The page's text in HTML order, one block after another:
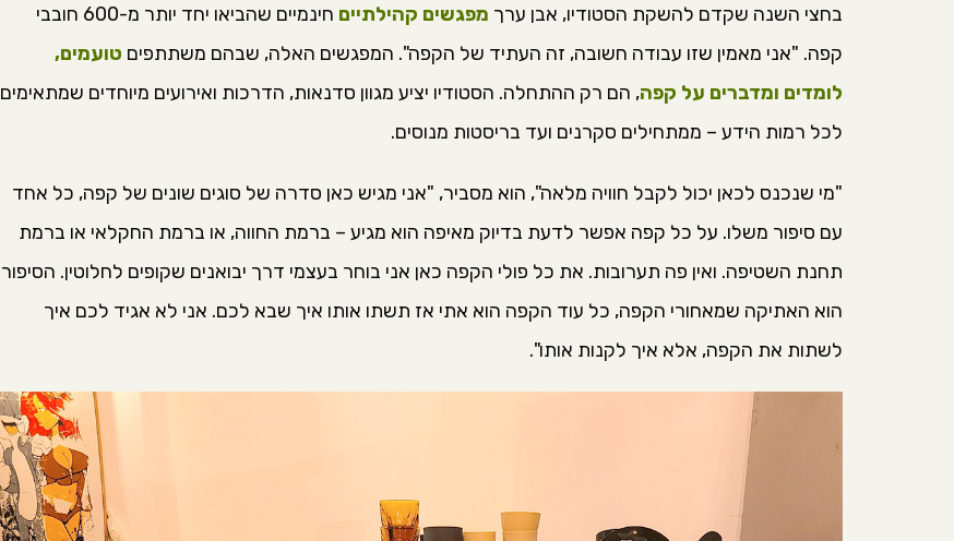
בחצי השנה שקדם להשקת הסטודיו, אבן ערך מפגשים קהילתיים
חינמיים שהביאו יחד יותר מ-600 חובבי
קפה. "אני מאמין שזו עבודה חשובה, זה העתיד של הקפה". המפגשים האלה, שבהם משתתפים טועמים,
לומדים ומדברים על קפה, הם רק ההתחלה. הסטודיו יציע מגוון סדנאות, הדרכות ואירועים מיוחדים שמתאימים
לכל רמות הידע – ממתחילים סקרנים ועד בריסטות מנוסים.
"מי שנכנס לכאן יכול לקבל חוויה מלאה", הוא מסביר, "אני מגיש כאן סדרה של סוגים שונים של קפה, כל אחד
עם סיפור משלו. על כל קפה אפשר לדעת בדיוק מאיפה הוא מגיע – ברמת החווה, או ברמת החקלאי או ברמת
תחנת השטיפה. ואין פה תערובות. את כל פולי הקפה כאן אני בוחר בעצמי דרך יבואנים שקופים לחלוטין. הסיפור
הוא האתיקה שמאחורי הקפה, כל עוד הקפה הוא אתי אז תשתו אותו איך שבא לכם. אני לא אגיד לכם איך
לשתות את הקפה, אלא איך לקנות אותו".